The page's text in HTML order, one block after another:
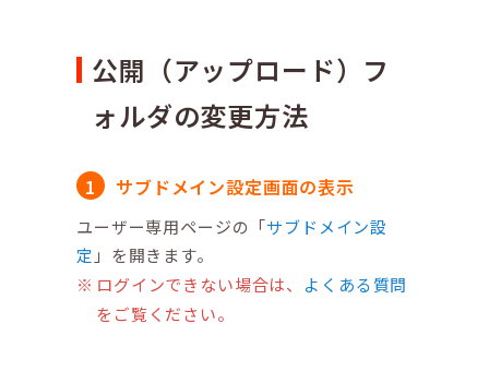
公開（アップロード）フ
ォルダの変更方法
サブドメイン設定画面の表示
ユーザー専用ページの「サブドメイン設
定 」を開きます。
ログインできない場合は、 よくある質問
をご覧ください。